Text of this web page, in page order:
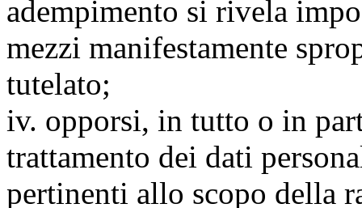
adempimento si rivela
mezzi manifestamente
tutelato;
iv. opporsi, in tutto o in
trattamento dei dati
pertinenti allo scopo della